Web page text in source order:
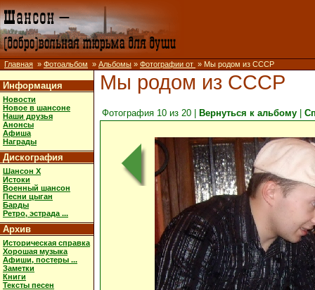
Главная » Фотоальбом » Альбомы » Фотографии от » Мы родом из СССР
Информация
Новости
Новое в шансоне
Наши друзья
Анонсы
Афиша
Награды
Дискография
Шансон X
Истоки
Военный шансон
Песни цыган
Барды
Ретро, эстрада ...
Архив
Историческая справка
Хорошая музыка
Афиши, постеры ...
Заметки
Книги
Тексты песен
Мы родом из СССР
Фотография 10 из 20 | Вернуться к альбому